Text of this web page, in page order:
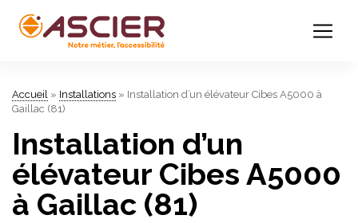
Accueil » Installations » Installation d’un élévateur Cibes A5000 à
Gaillac (81)
Installation d’un
élévateur Cibes A5000
à Gaillac (81)